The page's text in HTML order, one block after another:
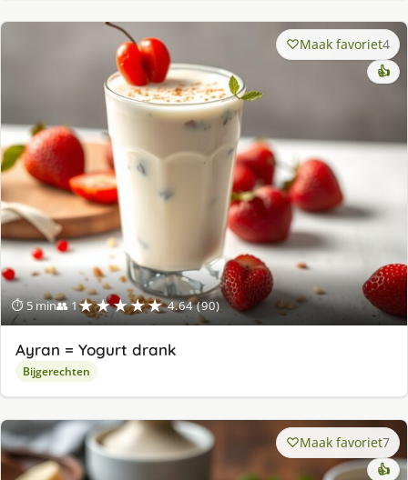
⏱ 5 min👥 1★★★★★ 4.64 (90)
Maak favoriet4
👍
Ayran = Yogurt drank
Bijgerechten
Maak favoriet7
👍